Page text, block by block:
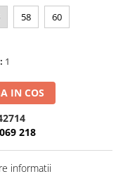
58 60
1
IN COS
218
informatii